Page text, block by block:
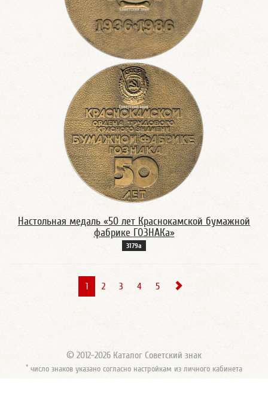
Настольная медаль «50 лет Краснокамской бумажной
фабрике ГОЗНАКа»
3179а
1 2 3 4 5
© 2012-2026 Каталог Советский знак
* число знаков указано согласно настройкам из личного кабинета